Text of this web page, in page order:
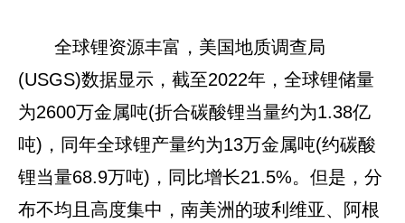
全球锂资源丰富，美国地质调查局
(USGS)数据显示，截至2022年，全球锂储量
为2600万金属吨(折合碳酸锂当量约为1.38亿
吨)，同年全球锂产量约为13万金属吨(约碳酸
锂当量68.9万吨)，同比增长21.5%。但是，分
布不均且高度集中，南美洲的玻利维亚、阿根